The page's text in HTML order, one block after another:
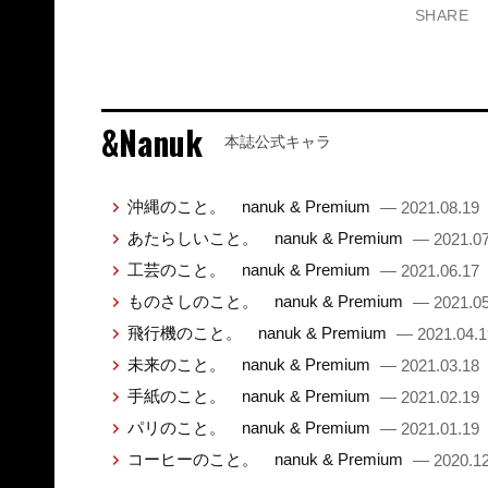
SHARE
&Nanuk 本誌公式キャラ
沖縄のこと。 nanuk & Premium — 2021.08.19
あたらしいこと。 nanuk & Premium —
工芸のこと。 nanuk & Premium — 2021.06.17
ものさしのこと。 nanuk & Premium —
飛行機のこと。 nanuk & Premium —
未来のこと。 nanuk & Premium — 2021.03.18
手紙のこと。 nanuk & Premium — 2021.02.19
パリのこと。 nanuk & Premium — 2021.01.19
コーヒーのこと。 nanuk & Premium —